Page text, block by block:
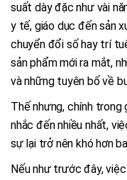
suất dày đặc như vài
y tế, giáo dục đến sản
chuyển đổi số hay trí
sản phẩm mới ra mắt,
và những tuyên bố về
Thế nhưng, chính
nhắc đến nhiều nhất,
sự lại trở nên khó hơn
Nếu như trước đây,